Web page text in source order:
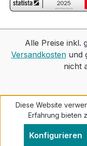
Alle Preise inkl.
Versandkostenund
nicht
Diese Website
Erfahrung bieten
Konfigurieren